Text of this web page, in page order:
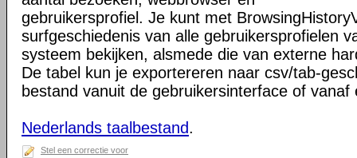
gebruikersprofiel. Je kunt met
surfgeschiedenis van alle gebruikersprofielen
systeem bekijken, alsmede die van externe
De tabel kun je exportereren naar csv/tab-
bestand vanuit de gebruikersinterface of
Nederlands taalbestand.
Stel een correctie voor